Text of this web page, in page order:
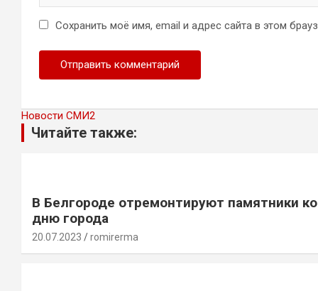
Сохранить моё имя, email и адрес сайта в этом
Новости СМИ2
Читайте также:
В Белгороде отремонтируют памятники ко
дню города
20.07.2023 romirerma